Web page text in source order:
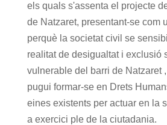
els quals s'assenta el projecte
de Natzaret, presentant-se com
perquè la societat civil se
realitat de desigualtat i exclusió
vulnerable del barri de Natzaret
pugui formar-se en Drets
eines existents per actuar en la
a exercici ple de la ciutadania.